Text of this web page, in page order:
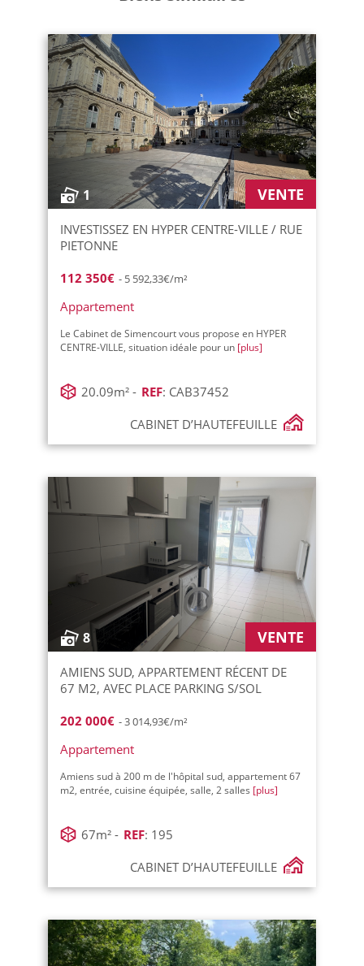
1 VENTE
INVESTISSEZ EN HYPER CENTRE-VILLE / RUE
PIETONNE
112 350€ - 5 592,33€/m²
Appartement
Le Cabinet de Simencourt vous propose en HYPER
CENTRE-VILLE, situation idéale pour un [plus]
20.09m² - REF: CAB37452
CABINET D’HAUTEFEUILLE
8 VENTE
AMIENS SUD, APPARTEMENT RÉCENT DE
67 M2, AVEC PLACE PARKING S/SOL
202 000€ - 3 014,93€/m²
Appartement
Amiens sud à 200 m de l'hôpital sud, appartement 67
m2, entrée, cuisine équipée, salle, 2 salles [plus]
67m² - REF: 195
CABINET D’HAUTEFEUILLE